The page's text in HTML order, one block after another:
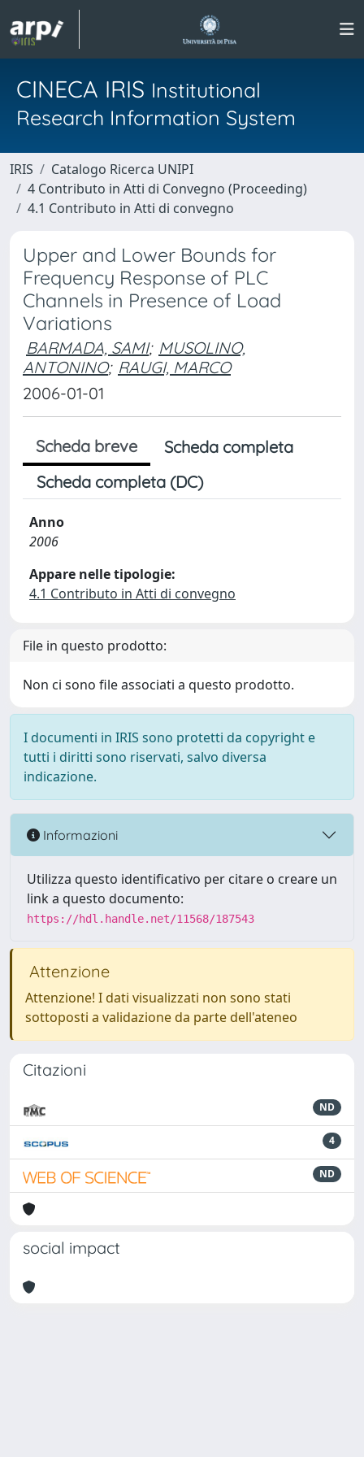
CINECA IRIS Institutional
Research Information System
IRIS
Catalogo Ricerca UNIPI
4 Contributo in Atti di Convegno (Proceeding)
4.1 Contributo in Atti di convegno
Upper and Lower Bounds for
Frequency Response of PLC
Channels in Presence of Load
Variations
BARMADA, SAMI; MUSOLINO,
ANTONINO; RAUGI, MARCO
2006-01-01
Scheda breve
Scheda completa
Scheda completa (DC)
Anno
2006
Appare nelle tipologie:
4.1 Contributo in Atti di convegno
File in questo prodotto:
Non ci sono file associati a questo prodotto.
I documenti in IRIS sono protetti da copyright e
tutti i diritti sono riservati, salvo diversa
indicazione.
Informazioni
Utilizza questo identificativo per citare o creare un
link a questo documento:
https://hdl.handle.net/11568/187543
Attenzione
Attenzione! I dati visualizzati non sono stati
sottoposti a validazione da parte dell'ateneo
Citazioni
ND
4
ND
social impact